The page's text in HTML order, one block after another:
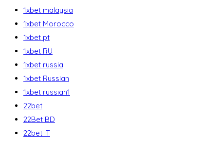
1xbet malaysia
1xbet Morocco
1xbet pt
1xbet RU
1xbet russia
1xbet Russian
1xbet russian1
22bet
22Bet BD
22bet IT